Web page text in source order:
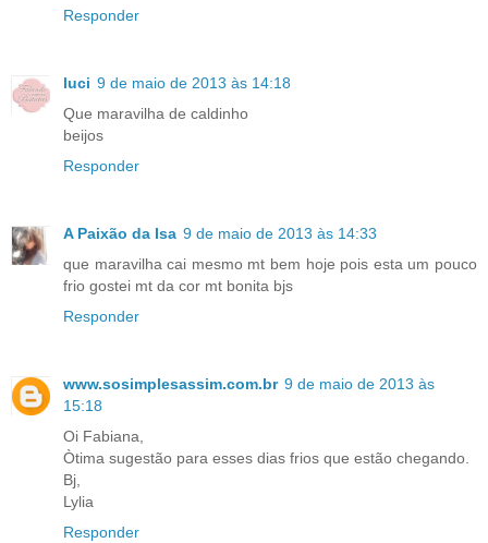
Responder
luci 9 de maio de 2013 às 14:18
Que maravilha de caldinho
beijos
Responder
A Paixão da Isa 9 de maio de 2013 às 14:33
que maravilha cai mesmo mt bem hoje pois esta um pouco
frio gostei mt da cor mt bonita bjs
Responder
www.sosimplesassim.com.br 9 de maio de 2013 às
15:18
Oi Fabiana,
Òtima sugestão para esses dias frios que estão chegando.
Bj,
Lylia
Responder